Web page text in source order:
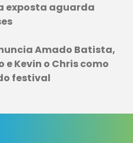
exposta aguarda
Amado Batista,
e Kevin o Chris como
festival